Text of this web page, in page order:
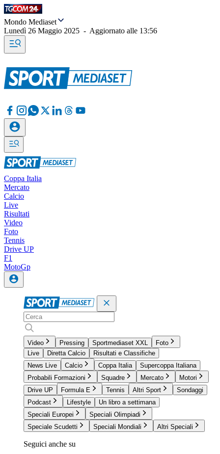
Mondo Mediaset
Lunedì 26 Maggio 2025 - Aggiornato alle 13:56
Coppa Italia
Mercato
Calcio
Live
Risultati
Video
Foto
Tennis
Drive UP
F1
MotoGp
Video Pressing Sportmediaset XXL
Foto
Live
Diretta Calcio
Risultati e Classifiche
News Live
Calcio Coppa Italia
Supercoppa Italiana
Probabili Formazioni
Squadre Mercato
Motori
Drive UP
Formula E Tennis Altri Sport
Sondaggi
Podcast
Lifestyle
Un libro a settimana
Speciali Europei
Speciali Olimpiadi
Speciale Scudetti
Speciali Mondiali Altri Speciali
Seguici anche su